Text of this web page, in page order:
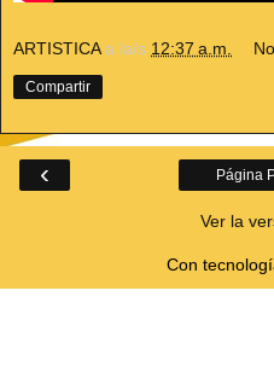
ARTISTICA a la/s 12:37 a.m.
Compartir
‹ Página
Ver la
Con